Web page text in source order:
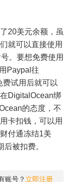
20美元余额，虽
就可以直接使用
。要想免费使用
Paypal往
试用后就可以
DigitalOcean绑
的态度，不
卡扣钱，可以用
付通冻结1美
被扣费。
账号？ 立即注册